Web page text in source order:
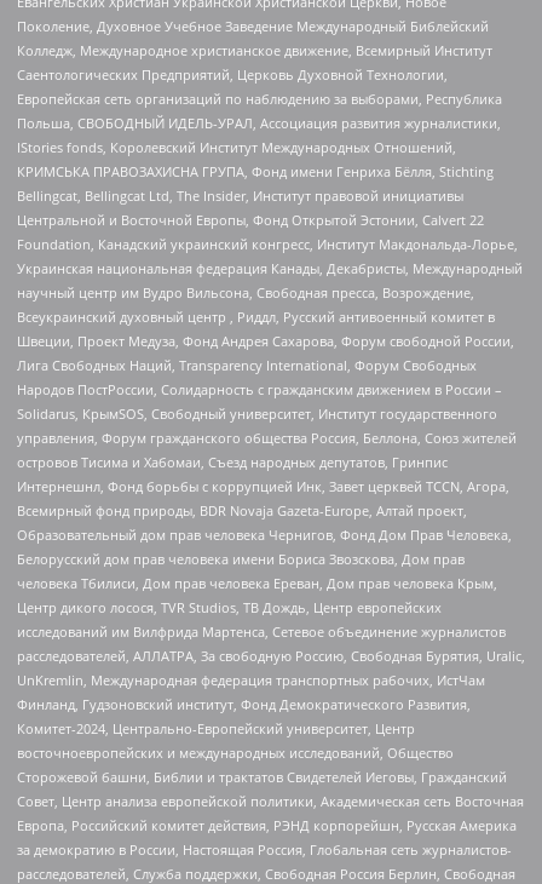
Поколение, Духовное Учебное Заведение Международный Библейский
Колледж, Международное христианское движение, Всемирный Институт
Саентологических Предприятий, Церковь Духовной Технологии,
Европейская сеть организаций по наблюдению за выборами, Республика
Польша, СВОБОДНЫЙ ИДЕЛЬ-УРАЛ, Ассоциация развития журналистики,
IStories fonds, Королевский Институт Международных Отношений,
КРИМСЬКА ПРАВОЗАХИСНА ГРУПА, Фонд имени Генриха Бёлля, Stichting
Bellingcat, Bellingcat Ltd, The Insider, Институт правовой инициативы
Центральной и Восточной Европы, Фонд Открытой Эстонии, Calvert 22
Foundation, Канадский украинский конгресс, Институт Макдональда-Лорье,
Украинская национальная федерация Канады, Декабристы, Международный
научный центр им Вудро Вильсона, Свободная пресса, Возрождение,
Всеукраинский духовный центр , Риддл, Русский антивоенный комитет в
Швеции, Проект Медуза, Фонд Андрея Сахарова, Форум свободной России,
Лига Свободных Наций, Transparеncy International, Форум Свободных
Народов ПостРоссии, Солидарность с гражданским движением в России –
Solidarus, КрымSOS, Свободный университет, Институт государственного
управления, Форум гражданского общества Россия, Беллона, Союз жителей
островов Тисима и Хабомаи, Съезд народных депутатов, Гринпис
Интернешнл, Фонд борьбы с коррупцией Инк, Завет церквей TCCN, Агора,
Всемирный фонд природы, BDR Novaja Gazeta-Europe, Алтай проект,
Образовательный дом прав человека Чернигов, Фонд Дом Прав Человека,
Белорусский дом прав человека имени Бориса Звозскова, Дом прав
человека Тбилиси, Дом прав человека Ереван, Дом прав человека Крым,
Центр дикого лосося, TVR Studios, ТВ Дождь, Центр европейских
исследований им Вилфрида Мартенса, Сетевое объединение журналистов
расследователей, АЛЛАТРА, За свободную Россию, Свободная Бурятия, Uralic,
UnKremlin, Международная федерация транспортных рабочих, ИстЧам
Финланд, Гудзоновский институт, Фонд Демократического Развития,
Комитет-2024, Центрально-Европейский университет, Центр
восточноевропейских и международных исследований, Общество
Сторожевой башни, Библии и трактатов Свидетелей Иеговы, Гражданский
Совет, Центр анализа европейской политики, Академическая сеть Восточная
Европа, Российский комитет действия, РЭНД корпорейшн, Русская Америка
за демократию в России, Настоящая Россия, Глобальная сеть журналистов-
расследователей, Служба поддержки, Свободная Россия Берлин, Свободная